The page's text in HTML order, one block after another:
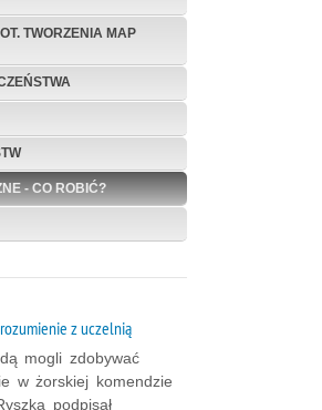
TWORZENIA MAP
- CO ROBIĆ?
z uczelnią
mogli zdobywać
w żorskiej komendzie
podpisał